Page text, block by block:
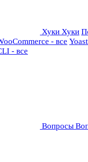
Хуки Хуки
- все
- все
Вопросы